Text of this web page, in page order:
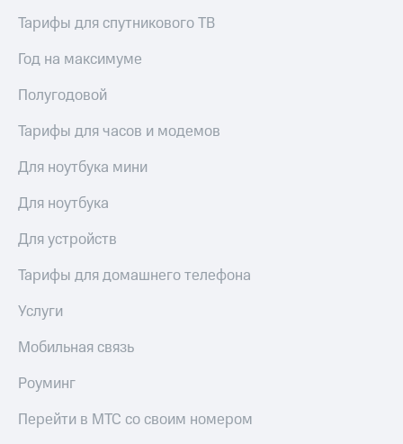
и фитнес
Приложения
КИОН
КИОН
Музыка
КИОН
Строки
Все
доход
онлайн
Страхование
Покупка
полисов
онлайн
Скидка 30%
МТС
Накопления
доход 15%
Тарифы для спутникового ТВ
Год на максимуме
Полугодовой
Тарифы для часов и модемов
Для ноутбука мини
Для ноутбука
Для устройств
Тарифы для домашнего телефона
Услуги
Мобильная связь
Роуминг
Перейти в МТС со своим номером